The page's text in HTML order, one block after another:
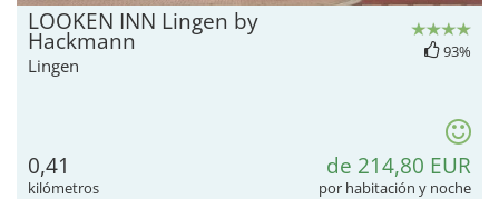
LOOKEN INN Lingen by
Hackmann
Lingen
93%
0,41
kilómetros
de 214,80 EUR
por habitación y noche